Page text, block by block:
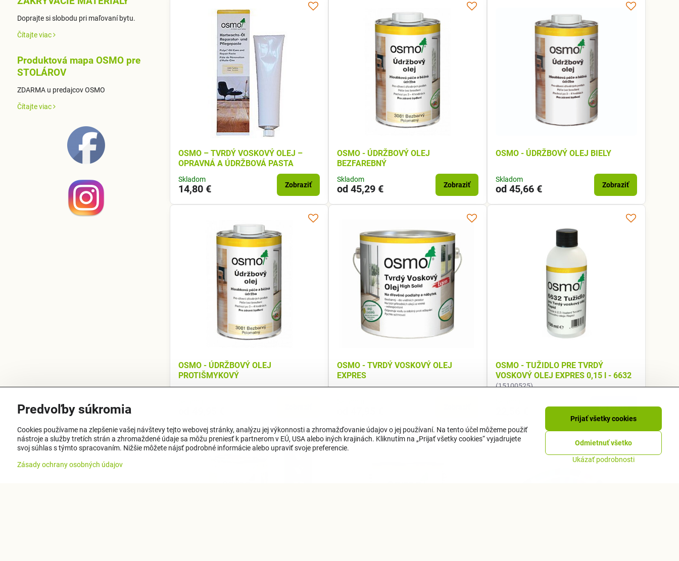
OSMO – TVRDÝ VOSKOVÝ OLEJ –
OPRAVNÁ A ÚDRŽBOVÁ PASTA
Skladom
14,80 € Zobraziť
OSMO - ÚDRŽBOVÝ OLEJ
BEZFAREBNÝ
Skladom
od 45,29 € Zobraziť
OSMO - ÚDRŽBOVÝ OLEJ BIELY
Skladom
od 45,66 € Zobraziť
OSMO - ÚDRŽBOVÝ OLEJ
PROTIŠMYKOVÝ
OSMO - TVRDÝ VOSKOVÝ OLEJ
EXPRES
OSMO - TUŽIDLO PRE TVRDÝ
VOSKOVÝ OLEJ EXPRES 0,15 l - 6632
(15100525)
Do košíka
VÝPREDAJ - POSLEDNÉ KUSY
Doprajte si slobodu pri maľovaní bytu.
Čítajte viac
Produktová mapa OSMO pre
STOLÁROV
ZDARMA u predajcov OSMO
Čítajte viac
Predvoľby súkromia
Cookies používame na zlepšenie vašej návštevy tejto webovej stránky, analýzu jej výkonnosti a zhromažďovanie údajov o jej používaní. Na tento účel môžeme použiť
nástroje a služby tretích strán a zhromaždené údaje sa môžu preniesť k partnerom v EÚ, USA alebo iných krajinách. Kliknutím na „Prijať všetky cookies“ vyjadrujete
svoj súhlas s týmto spracovaním. Nižšie môžete nájsť podrobné informácie alebo upraviť svoje preferencie.
Zásady ochrany osobných údajov
Ukázať podrobnosti
Prijať všetky cookies
Odmietnuť všetko